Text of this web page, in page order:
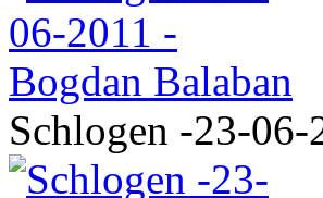
Schlogen -23-06-